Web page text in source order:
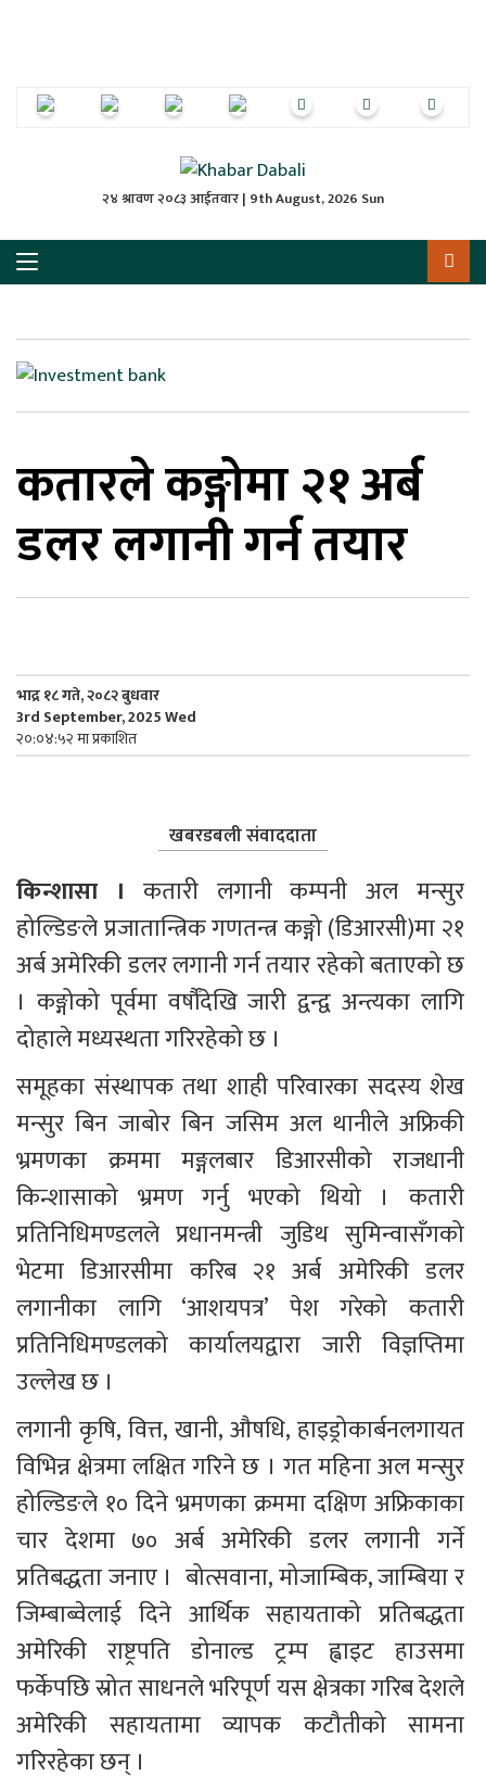
२४ श्रावण २०८३ आईतवार | 9th August, 2026 Sun
कतारले कङ्गोमा २१ अर्ब
डलर लगानी गर्न तयार
भाद्र १८ गते, २०८२ बुधवार
3rd September, 2025 Wed
२०:०४:५२ मा प्रकाशित
खबरडबली संवाददाता
किन्शासा । कतारी लगानी कम्पनी अल मन्सुर
होल्डिङले प्रजातान्त्रिक गणतन्त्र कङ्गो (डिआरसी)मा २१
अर्ब अमेरिकी डलर लगानी गर्न तयार रहेको बताएको छ
। कङ्गोको पूर्वमा वर्षौंदेखि जारी द्वन्द्व अन्त्यका लागि
दोहाले मध्यस्थता गरिरहेको छ ।
समूहका संस्थापक तथा शाही परिवारका सदस्य शेख
मन्सुर बिन जाबोर बिन जसिम अल थानीले अफ्रिकी
भ्रमणका क्रममा मङ्गलबार डिआरसीको राजधानी
किन्शासाको भ्रमण गर्नु भएको थियो । कतारी
प्रतिनिधिमण्डलले प्रधानमन्त्री जुडिथ सुमिन्वासँगको
भेटमा डिआरसीमा करिब २१ अर्ब अमेरिकी डलर
लगानीका लागि ‘आशयपत्र’ पेश गरेको कतारी
प्रतिनिधिमण्डलको कार्यालयद्वारा जारी विज्ञप्तिमा
उल्लेख छ ।
लगानी कृषि, वित्त, खानी, औषधि, हाइड्रोकार्बनलगायत
विभिन्न क्षेत्रमा लक्षित गरिने छ । गत महिना अल मन्सुर
होल्डिङले १० दिने भ्रमणका क्रममा दक्षिण अफ्रिकाका
चार देशमा ७० अर्ब अमेरिकी डलर लगानी गर्ने
प्रतिबद्धता जनाए ।  बोत्सवाना, मोजाम्बिक, जाम्बिया र
जिम्बाब्वेलाई दिने आर्थिक सहायताको प्रतिबद्धता
अमेरिकी राष्ट्रपति डोनाल्ड ट्रम्प ह्वाइट हाउसमा
फर्केपछि स्रोत साधनले भरिपूर्ण यस क्षेत्रका गरिब देशले
अमेरिकी सहायतामा व्यापक कटौतीको सामना
गरिरहेका छन् ।